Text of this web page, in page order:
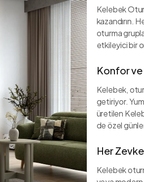
Kelebek
kazandırın.
oturma
etkileyici bir
Konfor ve
Kelebek,
getiriyor.
üretilen
de özel
Her
Kelebek